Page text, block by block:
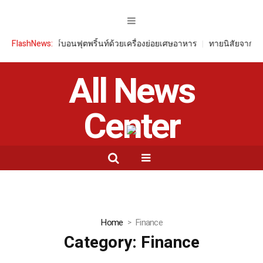
FlashNews:
ลดคาร์บอนฟุตพริ้นท์ด้วยเครื่องย่อยเศษอาหาร ทายนิสัยจากสีผ้าปูที่
All News
Center
Home Finance
Category: Finance